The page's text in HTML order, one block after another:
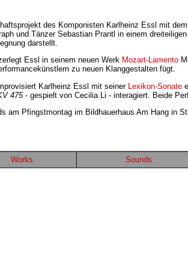
des Komponisten Karlheinz Essl mit
und Tänzer Sebastian Prantl in einem
darstellt.
Essl in seinem neuen Werk Mozart-Lamento
zu neuen Klanggestalten fügt.
Karlheinz Essl mit seiner Lexikon-Sonate
475- gespielt von Cecilia Li - interagiert. Beide
am Pfingstmontag im Bildhauerhaus Am Hang in
Works Sounds